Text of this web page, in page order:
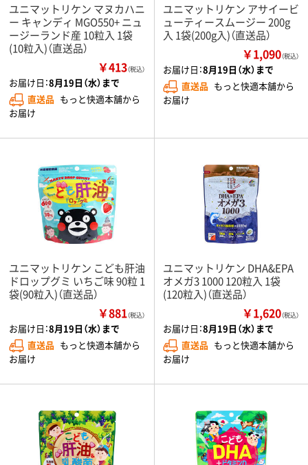
ユニマットリケン マヌカハニ
ー キャンディ MGO550+ ニュ
ージーランド産 10粒入 1袋
(10粒入)（直送品）
￥413（税込）
お届け日：8月19日（水）まで
直送品 もっと快適本舗から
お届け
ユニマットリケン アサイービ
ューティースムージー 200g
入 1袋(200g入)（直送品）
￥1,090（税込）
お届け日：8月19日（水）まで
直送品 もっと快適本舗から
お届け
ユニマットリケン こども肝油
ドロップグミ いちご味 90粒 1
袋(90粒入)（直送品）
￥881（税込）
お届け日：8月19日（水）まで
直送品 もっと快適本舗から
お届け
ユニマットリケン DHA&EPA
オメガ3 1000 120粒入 1袋
(120粒入)（直送品）
￥1,620（税込）
お届け日：8月19日（水）まで
直送品 もっと快適本舗から
お届け